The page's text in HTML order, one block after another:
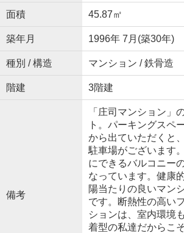
面積 45.87㎡
築年月 1996年 7月(築30年)
種別 / 構造 マンション / 鉄骨造
階建 3階建
備考
「庄司マンション」
ト。パーキングスペ
から出ていただくと
駐車場がございます
にできるバルコニー
なっています。健康
陽当たりの良いマン
です。断熱性の高い
ションは、室内環境
着型の私達だからこ